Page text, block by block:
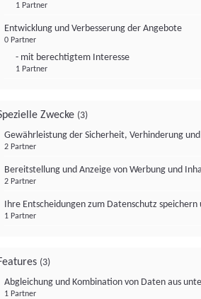
1 Partner
Entwicklung und Verbesserung der Angebote
0 Partner
- mit berechtigtem Interesse
1 Partner
Zwecke (3)
Gewährleistung der Sicherheit, Verhinderung
2 Partner
Bereitstellung und Anzeige von Werbung und
2 Partner
Ihre Entscheidungen zum Datenschutz
1 Partner
(3)
Abgleichung und Kombination von Daten aus
1 Partner